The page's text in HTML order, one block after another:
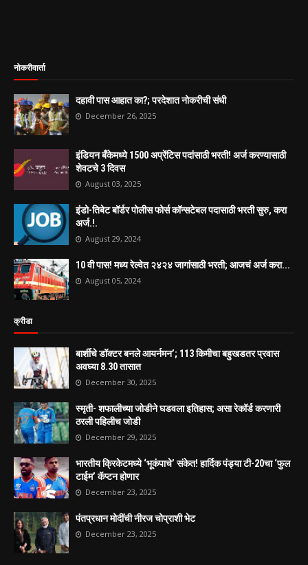
नोकरीवार्ता
दहावी पास आहात का?; परदेशात नोकरीची संधी
December 26, 2025
इंडियन बँकेमध्ये 1500 अप्रेंटिस पदांसाठी भरती! अर्ज करण्यासाठी
शेवटचे 3 दिवस
August 03, 2025
इंडो-तिबेट बॉर्डर पोलीस फोर्स कॉन्सटेबल पदासाठी भरती सुरु, करा
अर्ज.!.
August 29, 2024
10 वी पास! मध्य रेल्वेत २४२४ जागांसाठी भरती; आजचं अर्ज करा...
August 05, 2024
क्रीडा
बार्शीचे डॉक्टर बनले आयर्नमन’; 113 किमीचा बहुखडतर प्रवास
अवघ्या 8.30 तासात
December 30, 2025
स्मृती- शफालीच्या जोडीने घडवला इतिहास; असा रेकॉर्ड करणारी
ठरली पहिलीच जोडी
December 29, 2025
भारतीय क्रिकेटमध्ये ‘भूकंपाचे’ संकेत! हार्दिक पंड्या टी-20चा ‘फुल
टाईम’ कॅप्टन होणार
December 23, 2025
पंतप्रधान मोदींची नीरज चोप्राशी भेट
December 23, 2025